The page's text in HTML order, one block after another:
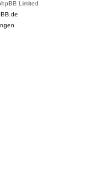
Limited